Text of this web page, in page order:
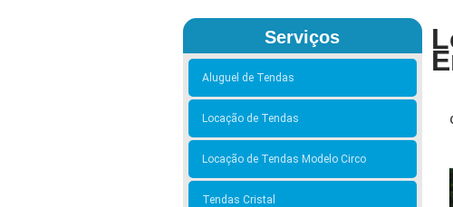
Serviços
Aluguel de Tendas
Locação de Tendas
Locação de Tendas Modelo Circo
Tendas Cristal